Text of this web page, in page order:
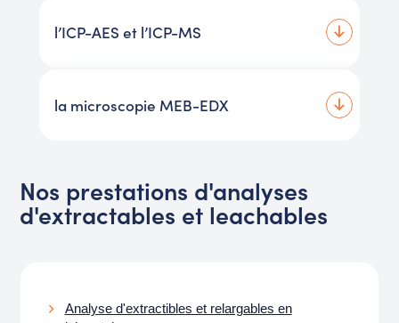
l’ICP-AES et l’ICP-MS
la microscopie MEB-EDX
Nos prestations d'analyses
d'extractables et leachables
Analyse d'extractibles et relargables en